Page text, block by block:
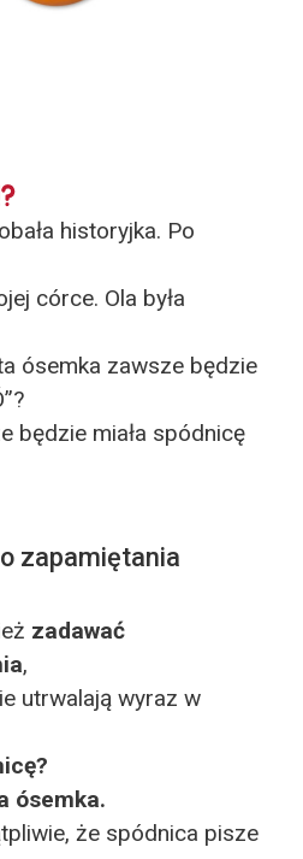
historyjka. Po
córce. Ola była
ósemka zawsze będzie
będzie miała spódnicę
zapamiętania
zadawać
,
utrwalają wyraz w
ósemka.
że spódnica pisze